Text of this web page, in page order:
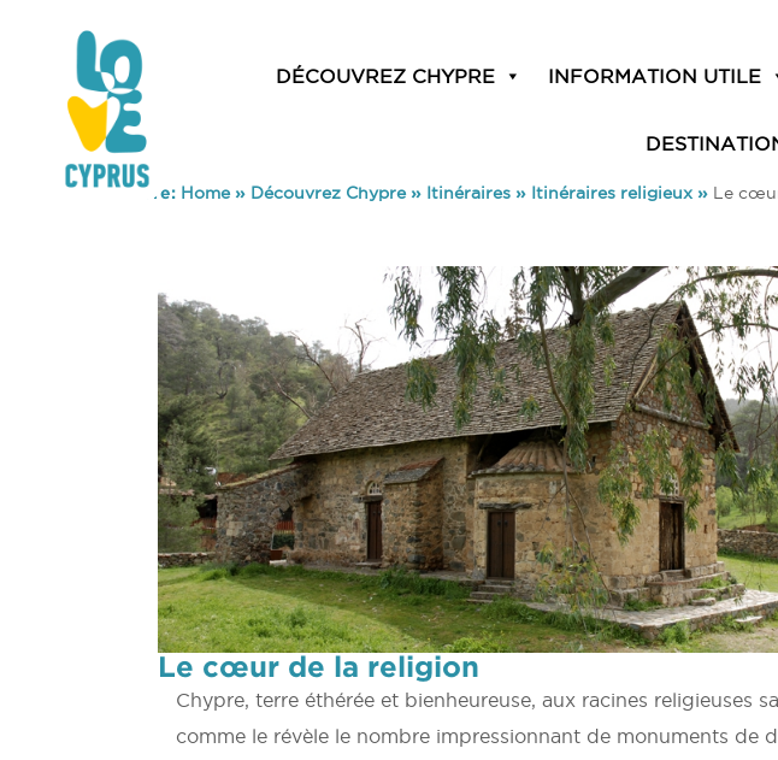
DÉCOUVREZ CHYPRE INFORMATION UTILE
You are here: Home» Découvrez Chypre» Itinéraires » Itinéraires religieux » Le
Le cœur de la religion
Chypre, terre éthérée et bienheureuse, aux racines religieuses
comme le révèle le nombre impressionnant de monuments de